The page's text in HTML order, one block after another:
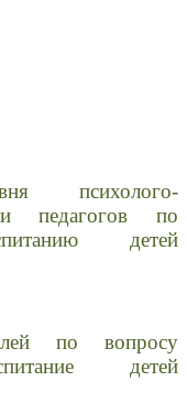
психолого-
педагогов по
детей
по вопросу
детей